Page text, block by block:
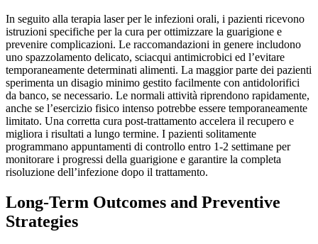
In seguito alla terapia laser per le infezioni orali, i pazienti ricevono
istruzioni specifiche per la cura per ottimizzare la guarigione e
prevenire complicazioni. Le raccomandazioni in genere includono
uno spazzolamento delicato, sciacqui antimicrobici ed l’evitare
temporaneamente determinati alimenti. La maggior parte dei pazienti
sperimenta un disagio minimo gestito facilmente con antidolorifici
da banco, se necessario. Le normali attività riprendono rapidamente,
anche se l’esercizio fisico intenso potrebbe essere temporaneamente
limitato. Una corretta cura post-trattamento accelera il recupero e
migliora i risultati a lungo termine. I pazienti solitamente
programmano appuntamenti di controllo entro 1-2 settimane per
monitorare i progressi della guarigione e garantire la completa
risoluzione dell’infezione dopo il trattamento.
Long-Term Outcomes and Preventive
Strategies